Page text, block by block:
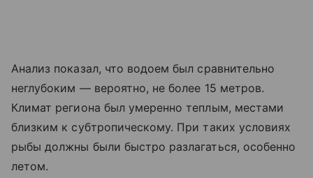
Анализ показал, что водоем был сравнительно
неглубоким — вероятно, не более 15 метров.
Климат региона был умеренно теплым, местами
близким к субтропическому. При таких условиях
рыбы должны были быстро разлагаться, особенно
летом.